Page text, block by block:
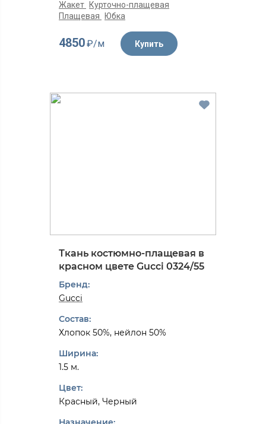
Жакет
Курточно-плащевая
Плащевая
Юбка
4850₽/м Купить
Ткань костюмно-плащевая в
красном цвете Gucci 0324/55
Бренд:
Gucci
Состав:
Хлопок 50%, нейлон 50%
Ширина:
1.5 м.
Цвет:
Красный, Черный